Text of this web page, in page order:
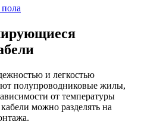
и легкостью
полупроводниковые жилы,
от температуры
можно разделять на